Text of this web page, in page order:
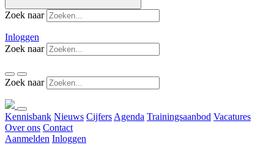
Zoek naar
Inloggen
Zoek naar
Zoek naar
Kennisbank Nieuws Cijfers Agenda Trainingsaanbod Vacatures
Over ons Contact
Aanmelden Inloggen